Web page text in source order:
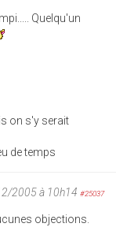
Quelqu'un
on s'y serait
de temps
2005 à 10h14 #25037
objections.